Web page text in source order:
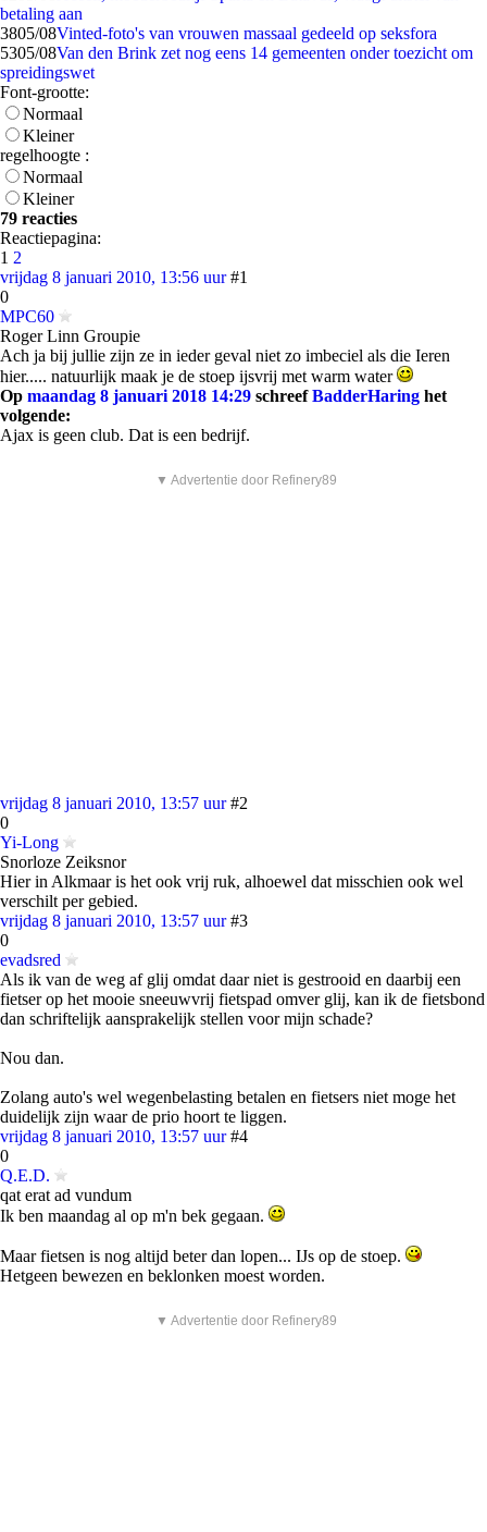
betaling aan
3805/08Vinted-foto's van vrouwen massaal gedeeld op seksfora
5305/08Van den Brink zet nog eens 14 gemeenten onder toezicht om
spreidingswet
Font-grootte:
Normaal
Kleiner
regelhoogte :
Normaal
Kleiner
79 reacties
Reactiepagina:
1 2
vrijdag 8 januari 2010, 13:56 uur #1
0
MPC60
Roger Linn Groupie
Ach ja bij jullie zijn ze in ieder geval niet zo imbeciel als die Ieren
hier..... natuurlijk maak je de stoep ijsvrij met warm water
Op maandag 8 januari 2018 14:29 schreefBadderHaring het
volgende:
Ajax is geen club. Dat is een bedrijf.
▼ Advertentie door Refinery89
vrijdag 8 januari 2010, 13:57 uur #2
0
Yi-Long
Snorloze Zeiksnor
Hier in Alkmaar is het ook vrij ruk, alhoewel dat misschien ook wel
verschilt per gebied.
vrijdag 8 januari 2010, 13:57 uur #3
0
evadsred
Als ik van de weg af glij omdat daar niet is gestrooid en daarbij een
fietser op het mooie sneeuwvrij fietspad omver glij, kan ik de fietsbond
dan schriftelijk aansprakelijk stellen voor mijn schade?
Nou dan.
Zolang auto's wel wegenbelasting betalen en fietsers niet moge het
duidelijk zijn waar de prio hoort te liggen.
vrijdag 8 januari 2010, 13:57 uur #4
0
Q.E.D.
qat erat ad vundum
Ik ben maandag al op m'n bek gegaan.
Maar fietsen is nog altijd beter dan lopen... IJs op de stoep.
Hetgeen bewezen en beklonken moest worden.
▼ Advertentie door Refinery89